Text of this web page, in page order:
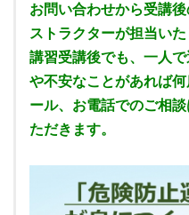
お問い合わせから受講
ストラクターが担当いた
講習受講後でも、一人
や不安なことがあれば
ール、お電話でのご相
ただきます。